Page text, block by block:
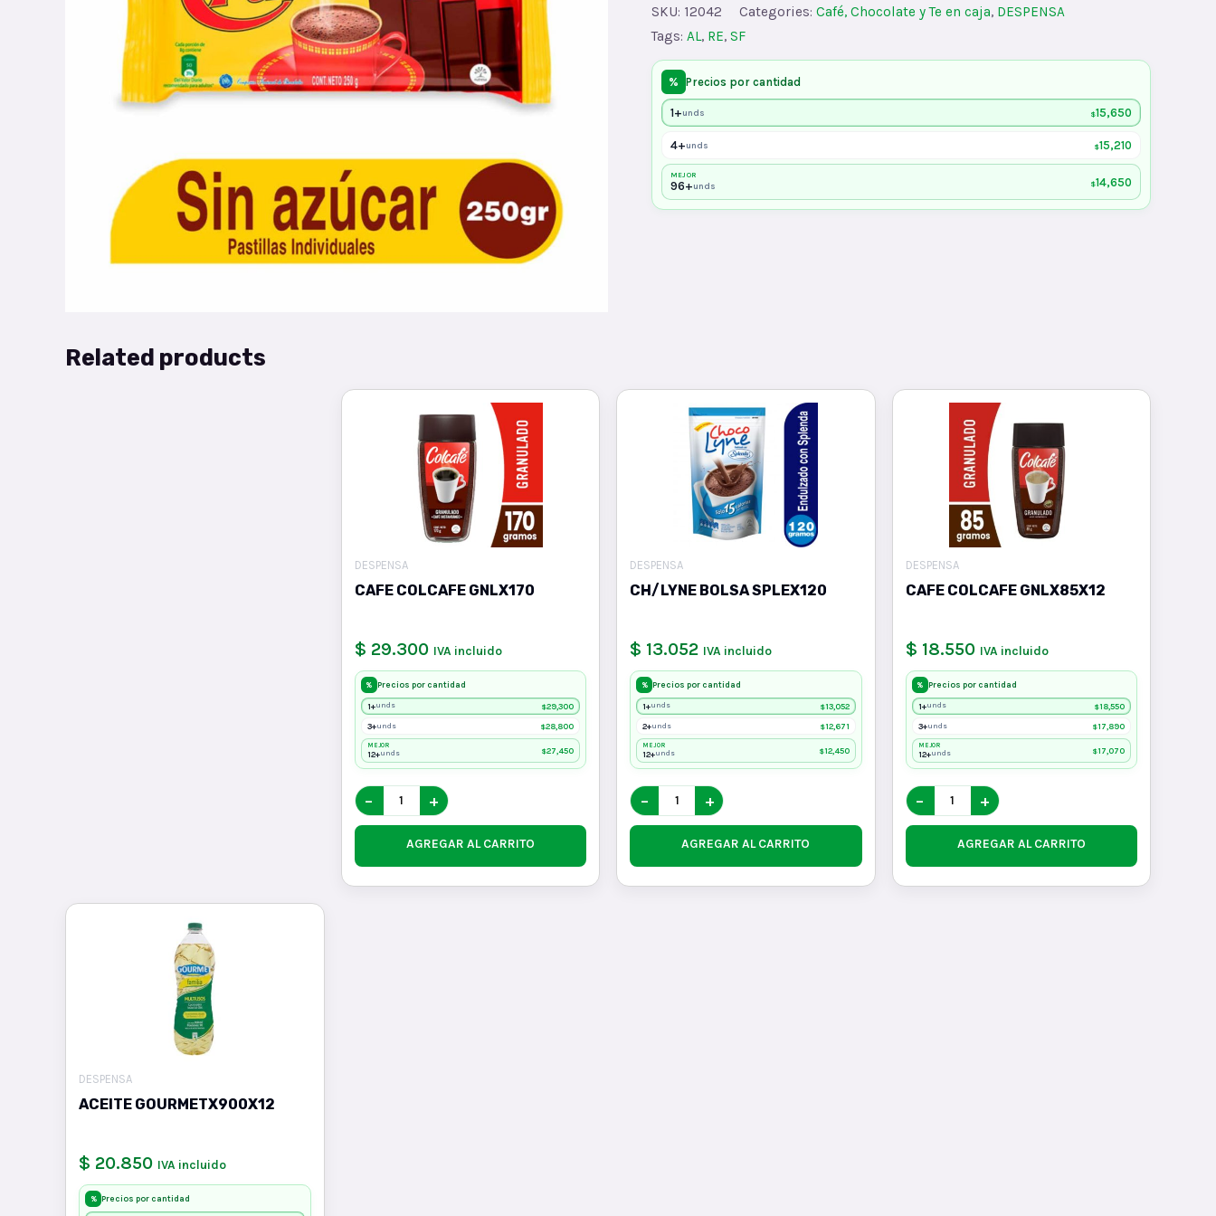
SKU: 12042 Categories: Café, Chocolate y Te en caja, DESPENSA
Tags: AL, RE, SF
% Precios por cantidad
1+unds $15,650
4+unds $15,210
MEJOR
96+unds $14,650
Related products
DESPENSA
CAFE COLCAFE GNLX170
$ 29.300 IVA incluido
% Precios por cantidad
1+unds $29,300
3+unds $28,800
MEJOR
12+unds $27,450
− +
AGREGAR AL CARRITO
DESPENSA
CH/LYNE BOLSA SPLEX120
$ 13.052 IVA incluido
% Precios por cantidad
1+unds $13,052
2+unds $12,671
MEJOR
12+unds $12,450
− +
AGREGAR AL CARRITO
DESPENSA
CAFE COLCAFE GNLX85X12
$ 18.550 IVA incluido
% Precios por cantidad
1+unds $18,550
3+unds $17,890
MEJOR
12+unds $17,070
− +
AGREGAR AL CARRITO
DESPENSA
ACEITE GOURMETX900X12
$ 20.850 IVA incluido
% Precios por cantidad